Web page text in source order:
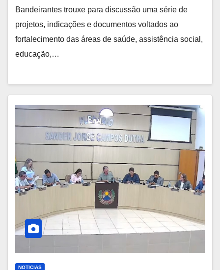
Bandeirantes trouxe para discussão uma série de
projetos, indicações e documentos voltados ao
fortalecimento das áreas de saúde, assistência social,
educação,…
NOTICIAS